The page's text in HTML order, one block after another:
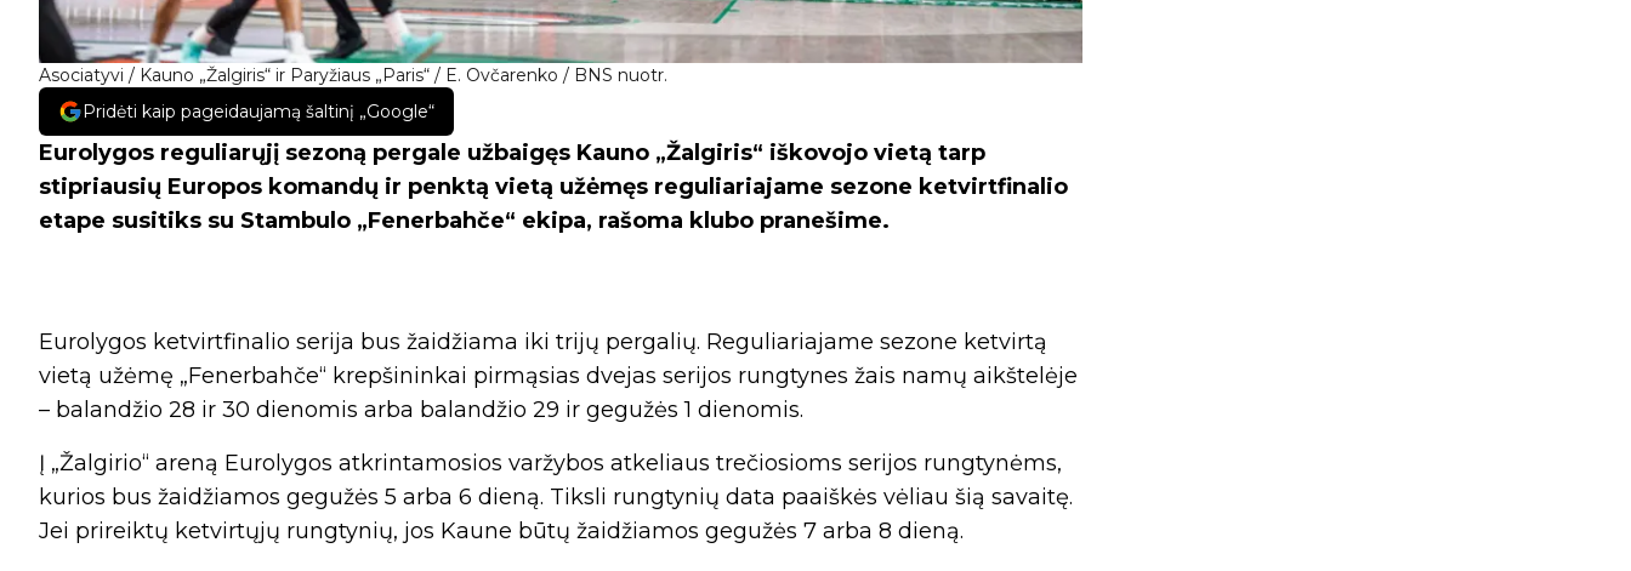
Asociatyvi / Kauno „Žalgiris“ ir Paryžiaus „Paris“ / E. Ovčarenko / BNS nuotr.
Pridėti kaip pageidaujamą šaltinį „Google“
Eurolygos reguliarųjį sezoną pergale užbaigęs Kauno „Žalgiris“ iškovojo vietą tarp
stipriausių Europos komandų ir penktą vietą užėmęs reguliariajame sezone ketvirtfinalio
etape susitiks su Stambulo „Fenerbahče“ ekipa, rašoma klubo pranešime.
Eurolygos ketvirtfinalio serija bus žaidžiama iki trijų pergalių. Reguliariajame sezone ketvirtą
vietą užėmę „Fenerbahče“ krepšininkai pirmąsias dvejas serijos rungtynes žais namų aikštelėje
– balandžio 28 ir 30 dienomis arba balandžio 29 ir gegužės 1 dienomis.
Į „Žalgirio“ areną Eurolygos atkrintamosios varžybos atkeliaus trečiosioms serijos rungtynėms,
kurios bus žaidžiamos gegužės 5 arba 6 dieną. Tiksli rungtynių data paaiškės vėliau šią savaitę.
Jei prireiktų ketvirtųjų rungtynių, jos Kaune būtų žaidžiamos gegužės 7 arba 8 dieną.